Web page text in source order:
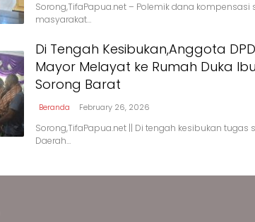
Sorong,TifaPapua.net – Polemik dana kompensasi
masyarakat…
Di Tengah Kesibukan,Anggota
Mayor Melayat ke Rumah Duka
Sorong Barat
Beranda February 26, 2026
Sorong,TifaPapua.net || Di tengah kesibukan tugas
Daerah…